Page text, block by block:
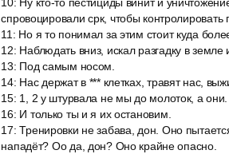
спровоцировали срк, чтобы
11 : Но я то понимал за этим стоит куда
12: Наблюдать вниз, искал разгадку в
13: Под самым носом.
14: Нас держат в *** клетках, травят нас,
15: 1, 2 у штурвала не мы до молоток, а они.
16: И только ты и я их остановим.
17:Тренировки не забава, дон. Оно
нападёт? Оо да, дон? Оно крайне опасно.